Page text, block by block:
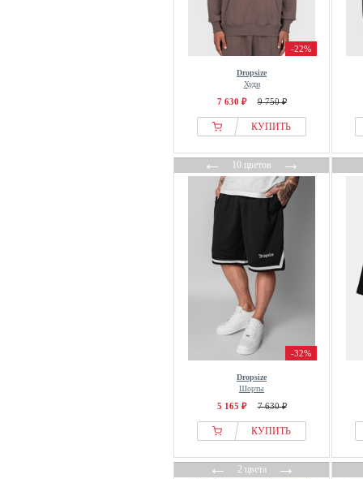
-22%
Dropsize
Худи
7 630 ₽ 9 750 ₽
КУПИТЬ
←10 цветов→
-32%
Dropsize
Шорты
5 165 ₽ 7 630 ₽
КУПИТЬ
←2 цвета→